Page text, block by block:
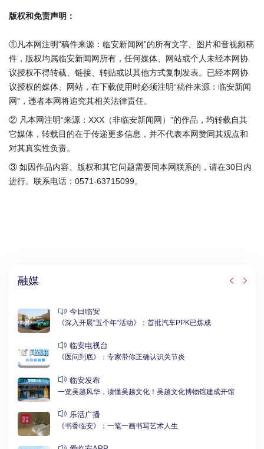
版权和免责声明：
①凡本网注明“稿件来源：临安新闻网”的所有文字、图片和音视频稿
件，版权均属临安新闻网所有，任何媒体、网站或个人未经本网协
议授权不得转载、链接、转贴或以其他方式复制发表。已经本网协
议授权的媒体、网站，在下载使用时必须注明“稿件来源：临安新闻
网”，违者本网将追究其相关法律责任。
② 凡本网注明“来源：XXX（非临安新闻网）”的作品，均转载自其
它媒体，转载目的在于传递更多信息，并不代表本网赞同其观点和
对其真实性负责。
③ 如因作品内容、版权和其它问题需要同本网联系的，请在30日内
进行。联系电话：0571-63715099。
融媒
今日临安
《深入开展“五个年”活动》：首批汽车PPK已炼成
临安电视台
《医问到底》：专家带你正确认识关节炎
临安发布
一览吴越风华，读懂吴越文化！吴越文化博物馆建成开馆
乐活广播
《书香临安》：一笔一画书写艺术人生